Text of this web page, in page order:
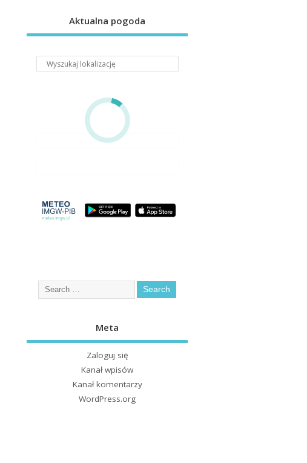
Aktualna pogoda
Meta
Zaloguj się
Kanał wpisów
Kanał komentarzy
WordPress.org